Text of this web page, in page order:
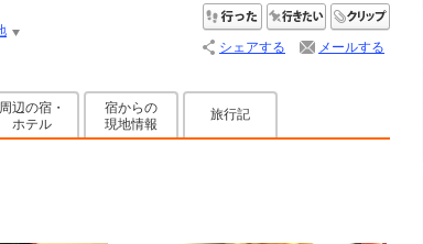
行った 行きたい
シェアする メールする
周辺の宿・
ホテル
宿からの
現地情報
旅行記